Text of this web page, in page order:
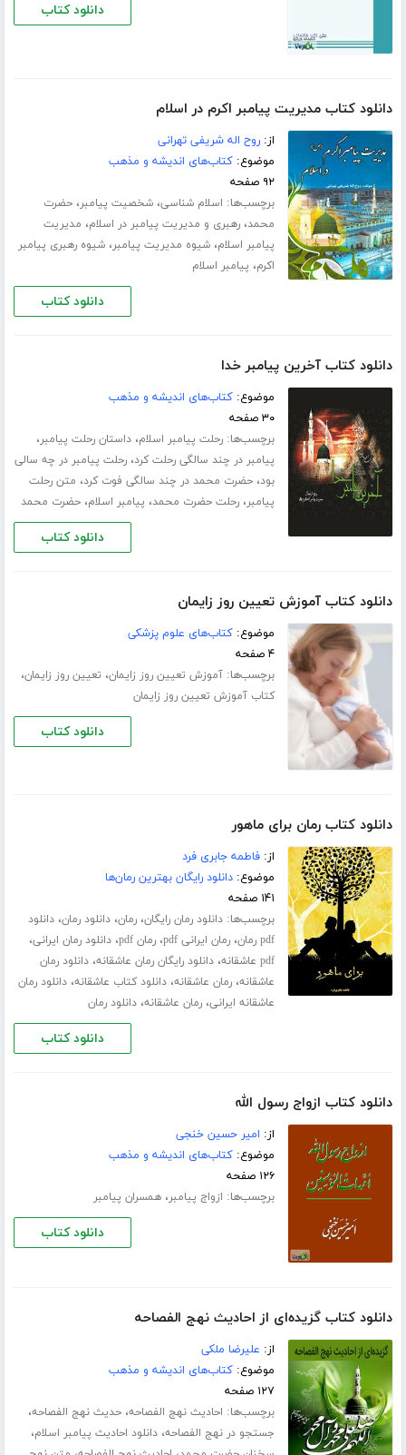
دانلود کتاب
دانلود کتاب مدیریت پیامبر اکرم در اسلام
از:روح اله شریفی تهرانی
موضوع:کتاب‌های اندیشه و مذهب
۹۲ صفحه
برچسب‌ها: اسلام شناسی،شخصیت پیامبر،حضرت
محمد،رهبری و مدیریت پیامبر در اسلام، مدیریت
پیامبر اسلام،شیوه مدیریت پیامبر،شیوه رهبری پیامبر
اکرم، پیامبر اسلام
دانلود کتاب
دانلود کتاب آخرین پیامبر خدا
موضوع:کتاب‌های اندیشه و مذهب
۳۰ صفحه
برچسب‌ها:رحلت پیامبر اسلام،داستان رحلت پیامبر،
پیامبر در چند سالگی رحلت کرد،رحلت پیامبر در چه سالی
بود،حضرت محمد در چند سالگی فوت کرد، متن رحلت
پیامبر،رحلت حضرت محمد، پیامبر اسلام،حضرت محمد
دانلود کتاب
دانلود کتاب آموزش تعیین روز زایمان
موضوع:کتاب‌های علوم پزشکی
۴ صفحه
برچسب‌ها:آموزش تعیین روز زایمان، تعیین روز زایمان،
کتاب آموزش تعیین روز زایمان
دانلود کتاب
دانلود کتاب رمان برای ماهور
از:فاطمه جابری فرد
موضوع:دانلود رایگان بهترین رمان‌ها
۱۴۱ صفحه
برچسب‌ها:دانلود رمان رایگان،رمان،دانلود رمان،دانلود
pdf رمان
،رمان ایرانی pdf ،رمان pdf ،دانلود رمان ایرانی،
pdf عاشقانه ،دانلود رایگان رمان عاشقانه،دانلود رمان
عاشقانه،رمان عاشقانه،دانلود کتاب عاشقانه،دانلود رمان
عاشقانه ایرانی،رمان عاشقانه،دانلود رمان
دانلود کتاب
دانلود کتاب ازواج رسول الله
از: امیر حسین خنجی
موضوع:کتاب‌های اندیشه و مذهب
۱۲۶ صفحه
برچسب‌ها: ازواج پیامبر،همسران پیامبر
دانلود کتاب
دانلود کتاب گزیده‌ای از احادیث نهج الفصاحه
از: علیرضا ملکی
موضوع:کتاب‌های اندیشه و مذهب
۱۲۷ صفحه
برچسب‌ها: احادیث نهج الفصاحه،حدیث نهج الفصاحه،
جستجو در نهج الفصاحه،دانلود احادیث پیامبر اسلام،